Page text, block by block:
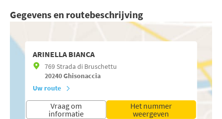
Gegevens en routebeschrijving
ARINELLA BIANCA
769 Strada di Bruschettu
20240Ghisonaccia
Uw route
Vraag om
informatie
Het nummer
weergeven